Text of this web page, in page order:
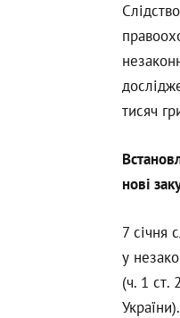
тисяч
нові
7 січня
у
(ч. 1 ст.
України).